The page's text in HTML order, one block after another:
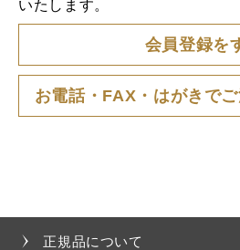
いたします。
会員登録を
お電話・FAX・はがきで
正規品について